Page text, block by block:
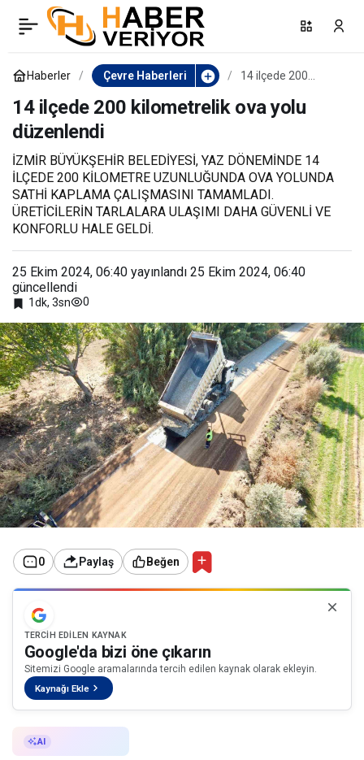
Haberler Çevre Haberleri
14 ilçede 200
yolu düzenlendi
14 ilçede 200 kilometrelik ova yolu
düzenlendi
İZMİR BÜYÜKŞEHİR BELEDİYESİ, YAZ DÖNEMİNDE 14
İLÇEDE 200 KİLOMETRE UZUNLUĞUNDA OVA YOLUNDA
SATHİ KAPLAMA ÇALIŞMASINI TAMAMLADI.
ÜRETİCİLERİN TARLALARA ULAŞIMI DAHA GÜVENLİ VE
KONFORLU HALE GELDİ.
25 Ekim 2024, 06:40 yayınlandı 25 Ekim 2024, 06:40
güncellendi
1dk, 3sn 0
0 Paylaş Beğen
TERCIH EDILEN KAYNAK
Google'da bizi öne çıkarın
Sitemizi Google aramalarında tercih edilen kaynak olarak ekleyin.
Kaynağı Ekle
AI
Başkan Yetişkin yol
çalışmalarını yerinde
inceledi
Paylaş